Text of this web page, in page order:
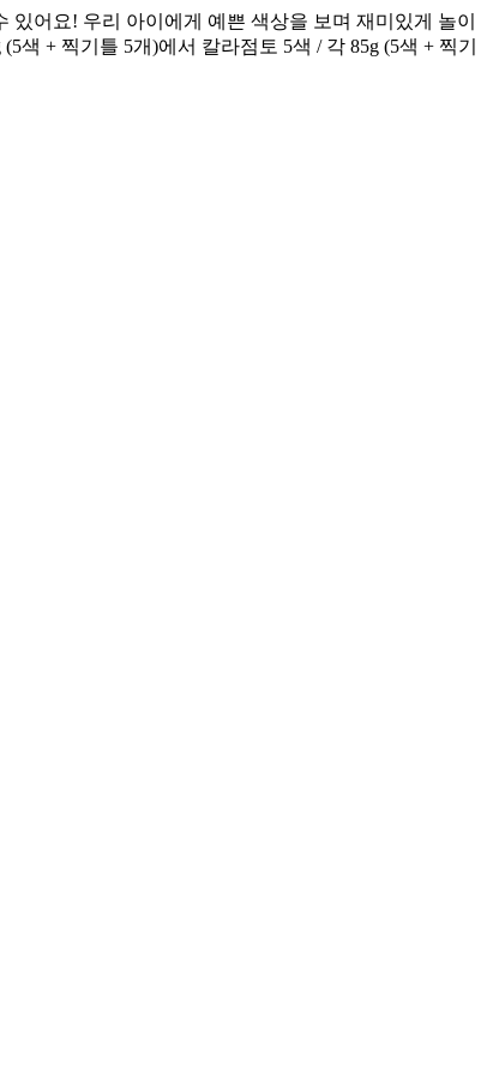
어요! 우리 아이에게 예쁜 색상을 보며 재미있게 놀이
+ 찍기틀 5개)에서 칼라점토 5색 / 각 85g (5색 + 찍기